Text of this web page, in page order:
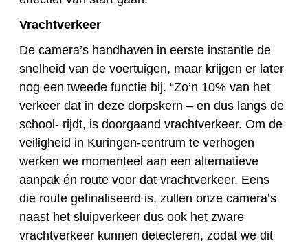
Vrachtverkeer
De camera’s handhaven in eerste instantie de
snelheid van de voertuigen, maar krijgen er later
nog een tweede functie bij. “Zo’n 10% van het
verkeer dat in deze dorpskern – en dus langs de
school- rijdt, is doorgaand vrachtverkeer. Om de
veiligheid in Kuringen-centrum te verhogen
werken we momenteel aan een alternatieve
aanpak én route voor dat vrachtverkeer. Eens
die route gefinaliseerd is, zullen onze camera’s
naast het sluipverkeer dus ook het zware
vrachtverkeer kunnen detecteren, zodat we dit